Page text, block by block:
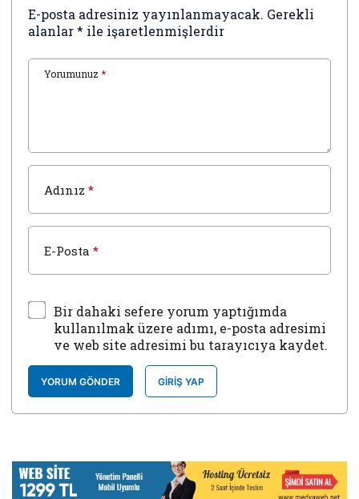
E-posta adresiniz yayınlanmayacak. Gerekli
alanlar* ile işaretlenmişlerdir
Yorumunuz *
Adınız *
E-Posta *
Bir dahaki sefere yorum yaptığımda
kullanılmak üzere adımı, e-posta adresimi
ve web site adresimi bu tarayıcıya kaydet.
YORUM GÖNDER GIRIŞ YAP